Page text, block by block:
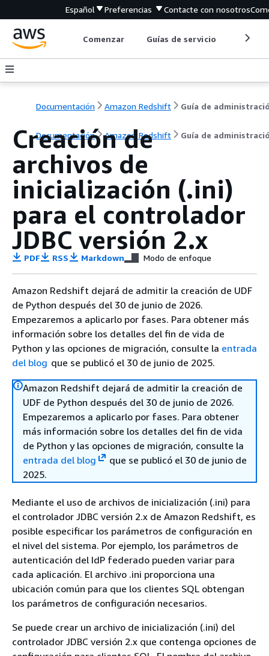
Español Preferencias Contacte con nosotros
Comenzar Guías de servicio
Documentación Amazon Redshift Guía de
Documentación Amazon Redshift Guía de
Creación de
archivos de
inicialización (.ini)
para el controlador
JDBC versión 2.x
PDF RSS Markdown Modo de enfoque
Amazon Redshift dejará de admitir la creación de UDF
de Python después del 30 de junio de 2026.
Empezaremos a aplicarlo por fases. Para obtener más
información sobre los detalles del fin de vida de
Python y las opciones de migración, consulte la entrada
del blog que se publicó el 30 de junio de 2025.
Amazon Redshift dejará de admitir la creación de
UDF de Python después del 30 de junio de 2026.
Empezaremos a aplicarlo por fases. Para obtener
más información sobre los detalles del fin de vida
de Python y las opciones de migración, consulte la
entrada del blog
que se publicó el 30 de junio de
2025.
Mediante el uso de archivos de inicialización (.ini) para
el controlador JDBC versión 2.x de Amazon Redshift, es
posible especificar los parámetros de configuración en
el nivel del sistema. Por ejemplo, los parámetros de
autenticación del IdP federado pueden variar para
cada aplicación. El archivo .ini proporciona una
ubicación común para que los clientes SQL obtengan
los parámetros de configuración necesarios.
Se puede crear un archivo de inicialización (.ini) del
controlador JDBC versión 2.x que contenga opciones de